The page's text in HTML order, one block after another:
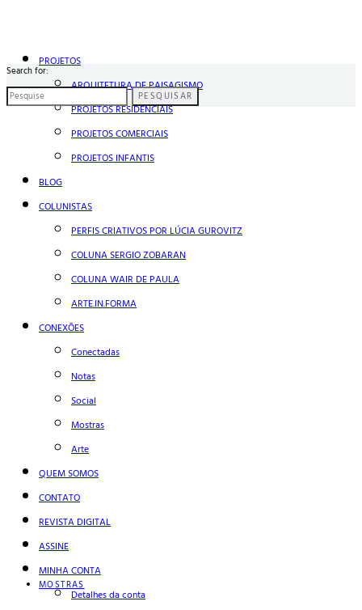
PROJETOS
ARQUITETURA DE PAISAGISMO
PROJETOS RESIDENCIAIS
PROJETOS COMERCIAIS
PROJETOS INFANTIS
BLOG
COLUNISTAS
PERFIS CRIATIVOS POR LÚCIA GUROVITZ
COLUNA SERGIO ZOBARAN
COLUNA WAIR DE PAULA
ARTE.IN.FORMA
CONEXÕES
Conectadas
Notas
Social
Mostras
Arte
QUEM SOMOS
CONTATO
REVISTA DIGITAL
ASSINE
MINHA CONTA
Detalhes da conta
Search for:
PESQUISAR
MOSTRAS